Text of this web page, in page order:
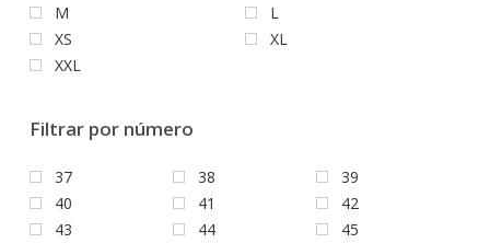
M
L
XS
XL
XXL
Filtrar por número
37 38
39
40
41
42
43
44
45